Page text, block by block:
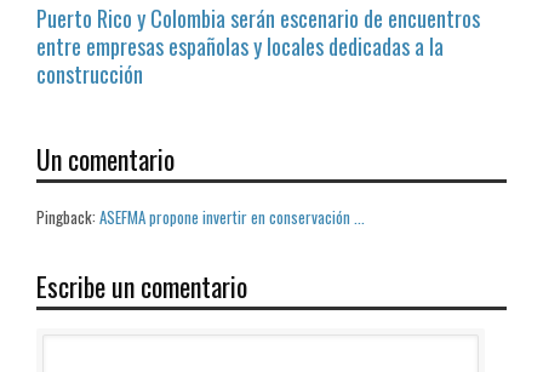
Puerto Rico y Colombia serán escenario de encuentros
entre empresas españolas y locales dedicadas a la
construcción
Un comentario
Pingback: ASEFMA propone invertir en conservación ...
Escribe un comentario